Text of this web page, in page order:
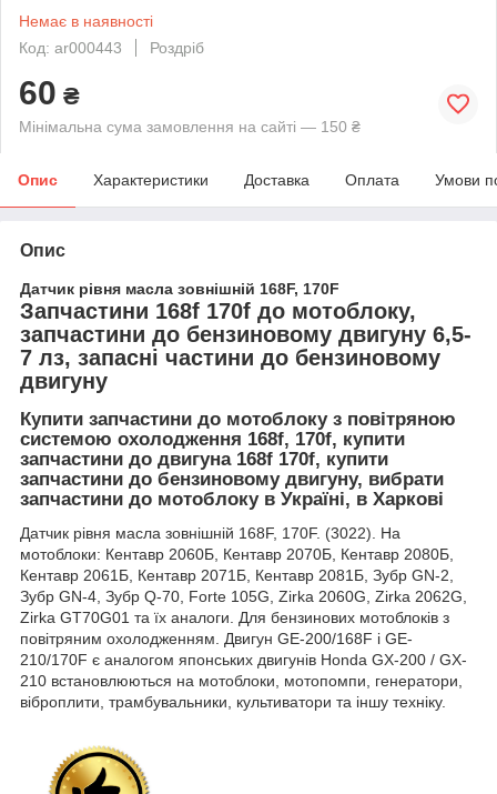
Немає в наявності
Код: ar000443
Роздріб
60 ₴
Мінімальна сума замовлення на сайті — 150 ₴
Опис Характеристики Доставка Оплата Умови
Опис
Датчик рівня масла зовнішній 168F, 170F
Запчастини 168f 170f до мотоблоку,
запчастини до бензиновому двигуну 6,5-
7 лз, запасні частини до бензиновому
двигуну
Купити запчастини до мотоблоку з повітряною
системою охолодження 168f, 170f, купити
запчастини до двигуна 168f 170f, купити
запчастини до бензиновому двигуну, вибрати
запчастини до мотоблоку в Україні, в Харкові
Датчик рівня масла зовнішній 168F, 170F. (3022). На
мотоблоки: Кентавр 2060Б, Кентавр 2070Б, Кентавр 2080Б,
Кентавр 2061Б, Кентавр 2071Б, Кентавр 2081Б, Зубр GN-2,
Зубр GN-4, Зубр Q-70, Forte 105G, Zirka 2060G, Zirka 2062G,
Zirka GT70G01 та їх аналоги. Для бензинових мотоблоків з
повітряним охолодженням. Двигун GE-200/168F і GE-
210/170F є аналогом японських двигунів Honda GX-200 / GX-
210 встановлюються на мотоблоки, мотопомпи, генератори,
віброплити, трамбувальники, культиватори та іншу техніку.